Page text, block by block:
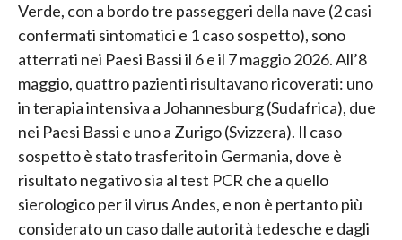
Verde, con a bordo tre passeggeri della nave (2 casi
confermati sintomatici e 1 caso sospetto), sono
atterrati nei Paesi Bassi il 6 e il 7 maggio 2026. All’8
maggio, quattro pazienti risultavano ricoverati: uno
in terapia intensiva a Johannesburg (Sudafrica), due
nei Paesi Bassi e uno a Zurigo (Svizzera). Il caso
sospetto è stato trasferito in Germania, dove è
risultato negativo sia al test PCR che a quello
sierologico per il virus Andes, e non è pertanto più
considerato un caso dalle autorità tedesche e dagli